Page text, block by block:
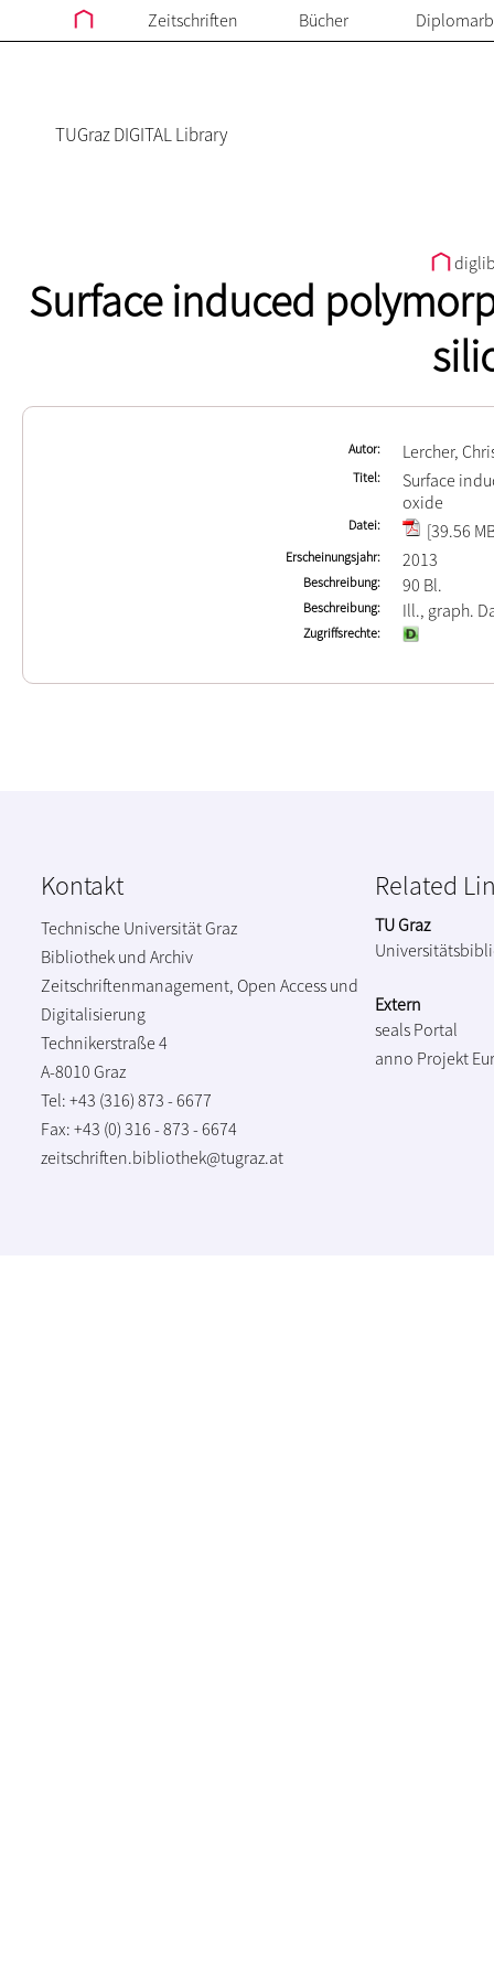
Zeitschriften Bücher
TUGraz DIGITAL Library
Surface induced
Autor Lercher,
Titel
Surface
oxide
Datei [39.56
Erscheinungsjahr 2013
Beschreibung 90 Bl.
Beschreibung Ill., graph.
Zugriffsrechte
Kontakt
Technische Universität Graz
Bibliothek und Archiv
Zeitschriftenmanagement, Open Access und
Digitalisierung
Technikerstraße 4
A-8010 Graz
Tel: +43 (316) 873 - 6677
Fax: +43 (0) 316 - 873 - 6674
zeitschriften.bibliothek@tugraz.at
Related
TU Graz
Extern
seals Portal
anno Projekt